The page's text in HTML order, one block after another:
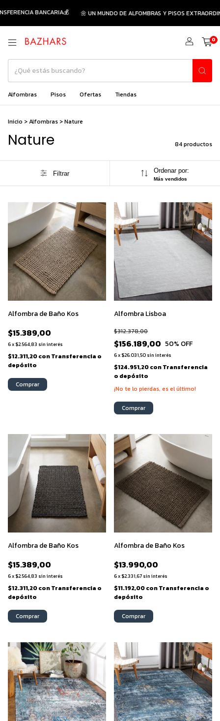
🌼 UN MUNDO DE ALFOMBRAS Y PISOS EXTRAORDINARIOS🌻
0
Alfombras Pisos Ofertas Tiendas
Inicio >Alfombras >Nature
Nature 84 productos
Filtrar Ordenar por:
Más vendidos
Alfombra de Baño Kos
$15.389,00
6x $2.564,83 sin interés
$12.311,20conTransferencia o
depósito
Comprar
Alfombra Lisboa
$156.189,00
$312.378,00
50% OFF
6x $26.031,50 sin interés
$124.951,20conTransferencia
o depósito
¡No te lo pierdas, es el último!
Comprar
Alfombra de Baño Kos
$15.389,00
6x $2.564,83 sin interés
$12.311,20conTransferencia o
depósito
Comprar
Alfombra de Baño Kos
$13.990,00
6x $2.331,67 sin interés
$11.192,00conTransferencia o
depósito
Comprar